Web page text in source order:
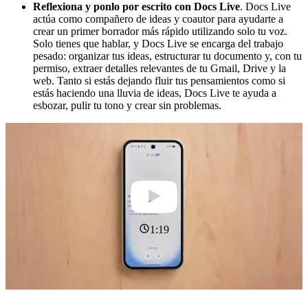
Reflexiona y ponlo por escrito con Docs Live. Docs Live
actúa como compañero de ideas y coautor para ayudarte a
crear un primer borrador más rápido utilizando solo tu voz.
Solo tienes que hablar, y Docs Live se encarga del trabajo
pesado: organizar tus ideas, estructurar tu documento y, con tu
permiso, extraer detalles relevantes de tu Gmail, Drive y la
web. Tanto si estás dejando fluir tus pensamientos como si
estás haciendo una lluvia de ideas, Docs Live te ayuda a
esbozar, pulir tu tono y crear sin problemas.
1:19